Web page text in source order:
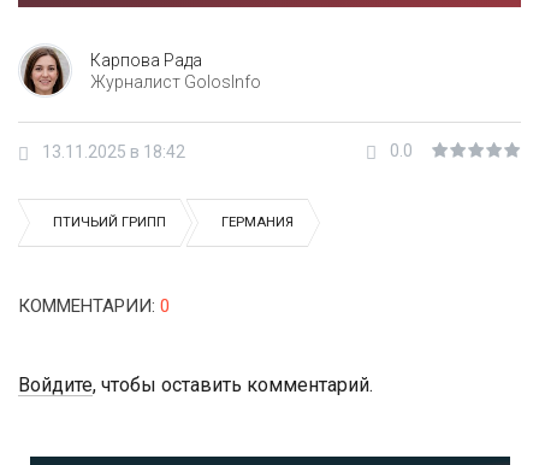
Карпова Рада
Журналист GolosInfo
13.11.2025 в 18:42 0.0
ПТИЧЬИЙ ГРИПП ГЕРМАНИЯ
КОММЕНТАРИИ: 0
Войдите, чтобы оставить комментарий.